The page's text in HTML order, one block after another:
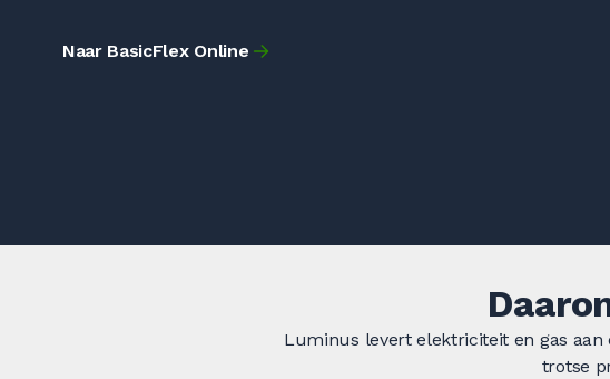
Naar BasicFlex Online
Luminus levert elektriciteit en gas
trotse